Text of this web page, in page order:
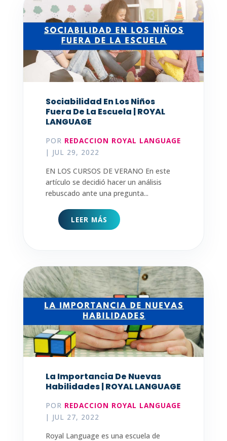
Sociabilidad En Los Niños
Fuera De La Escuela | ROYAL
LANGUAGE
POR REDACCION ROYAL LANGUAGE
| JUL 29, 2022
EN LOS CURSOS DE VERANO En este
artículo se decidió hacer un análisis
rebuscado ante una pregunta...
LEER MÁS
La Importancia De Nuevas
Habilidades | ROYAL LANGUAGE
POR REDACCION ROYAL LANGUAGE
| JUL 27, 2022
Royal Language es una escuela de